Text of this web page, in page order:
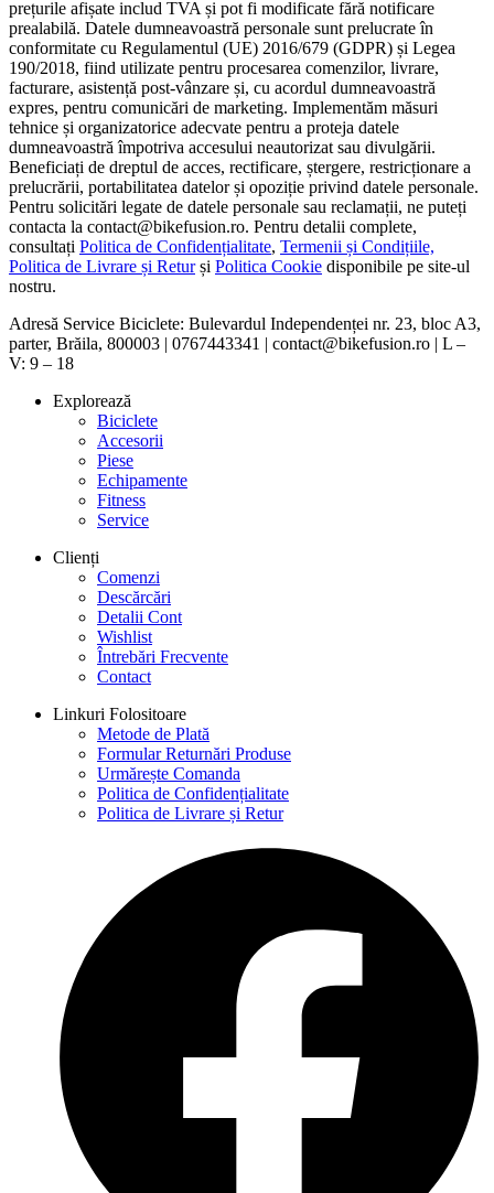
prețurile afișate includ TVA și pot fi modificate fără notificare
prealabilă. Datele dumneavoastră personale sunt prelucrate în
conformitate cu Regulamentul (UE) 2016/679 (GDPR) și Legea
190/2018, fiind utilizate pentru procesarea comenzilor, livrare,
facturare, asistență post-vânzare și, cu acordul dumneavoastră
expres, pentru comunicări de marketing. Implementăm măsuri
tehnice și organizatorice adecvate pentru a proteja datele
dumneavoastră împotriva accesului neautorizat sau divulgării.
Beneficiați de dreptul de acces, rectificare, ștergere, restricționare a
prelucrării, portabilitatea datelor și opoziție privind datele personale.
Pentru solicitări legate de datele personale sau reclamații, ne puteți
contacta la contact@bikefusion.ro. Pentru detalii complete,
consultați Politica de Confidențialitate, Termenii și Condițiile,
Politica de Livrare și Returși Politica Cookie disponibile pe site-ul
nostru.
Adresă Service Biciclete: Bulevardul Independenței nr. 23, bloc A3,
parter, Brăila, 800003 | 0767443341 | contact@bikefusion.ro | L –
V: 9 – 18
Explorează
Biciclete
Accesorii
Piese
Echipamente
Fitness
Service
Clienți
Comenzi
Descărcări
Detalii Cont
Wishlist
Întrebări Frecvente
Contact
Linkuri Folositoare
Metode de Plată
Formular Returnări Produse
Urmărește Comanda
Politica de Confidențialitate
Politica de Livrare și Retur